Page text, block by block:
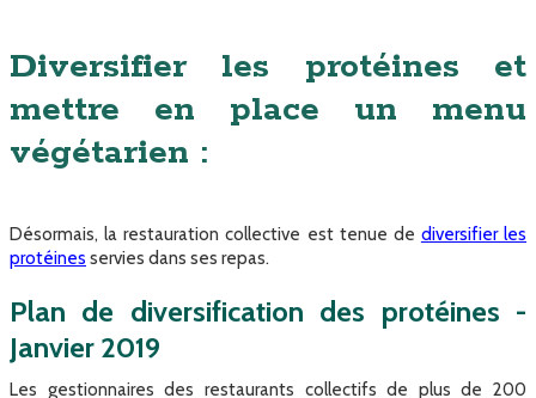
Diversifier les protéines et
mettre en place un menu
végétarien :
Désormais, la restauration collective est tenue de diversifier les
protéines servies dans ses repas.
Plan de diversification des protéines -
Janvier 2019​
Les gestionnaires des restaurants collectifs de plus de 200